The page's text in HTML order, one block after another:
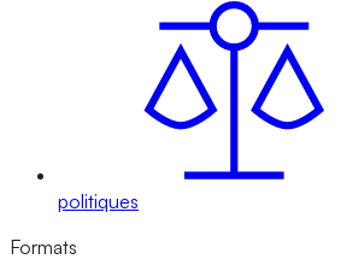
politiques
Formats